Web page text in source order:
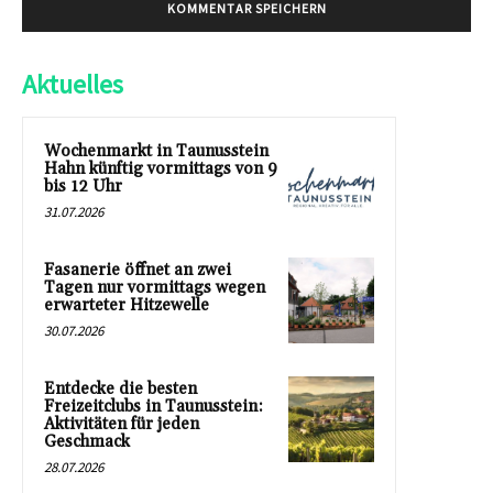
Aktuelles
Wochenmarkt in Taunusstein
Hahn künftig vormittags von 9
bis 12 Uhr
31.07.2026
Fasanerie öffnet an zwei
Tagen nur vormittags wegen
erwarteter Hitzewelle
30.07.2026
Entdecke die besten
Freizeitclubs in Taunusstein:
Aktivitäten für jeden
Geschmack
28.07.2026